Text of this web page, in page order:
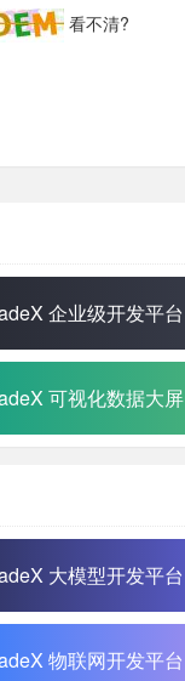
看不清?
企业级开发平台
可视化数据大屏
大模型开发平台
物联网开发平台